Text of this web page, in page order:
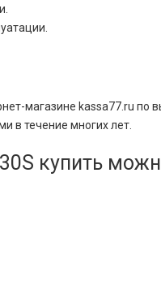
магазине kassa77.ru по
в течение многих лет.
купить